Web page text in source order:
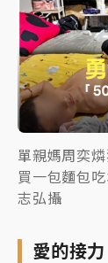
單親媽周奕
買一包麵包
志弘攝
愛的接